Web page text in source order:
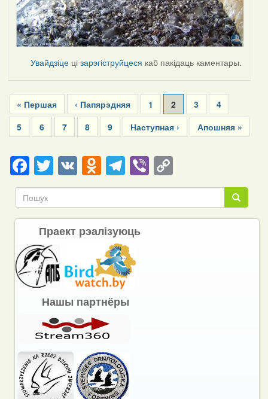
Увайдзіце цізарэгіструйцеся каб пакідаць каментары.
Pagination
First
page
« Першая
Previous
page
‹ Папярэдняя Page
1
Current
page
2 Page
3 Page
4
Page
5 Page
6 Page
7 Page
8 Page
9
Next
page
Наступная ›
Last
page
Апошняя »
Facebook
Twitter
VKOdnoklassniki
Telegram
ViberCopy
Link Пошук
Пошук
Праект рэалізуюць
Нашы партнёры